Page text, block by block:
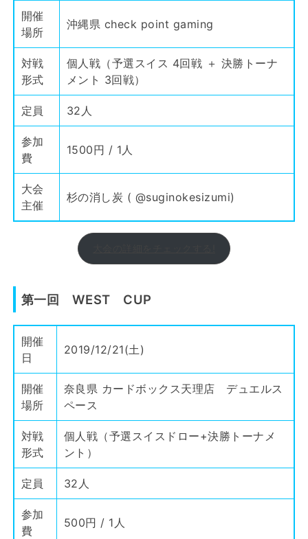
開催
場所
沖縄県 check point gaming
対戦
形式
個人戦（予選スイス 4回戦 ＋ 決勝トーナ
メント 3回戦）
定員 32人
参加
費
1500円 / 1人
大会
主催
杉の消し炭 ( @suginokesizumi)
第一回 WEST CUP
開催
日
2019/12/21(土)
開催
場所
奈良県 カードボックス天理店 デュエルス
ペース
対戦
形式
個人戦（予選スイスドロー+決勝トーナメ
ント）
定員 32人
参加
費
500円 / 1人